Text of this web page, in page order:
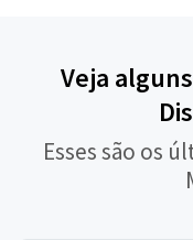
Veja
Esses são os